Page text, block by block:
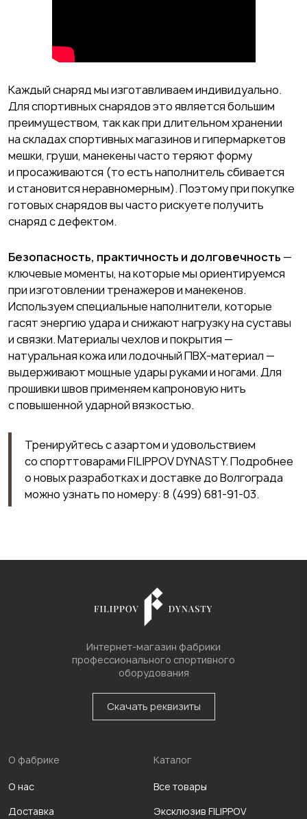
Каждый снаряд мы изготавливаем индивидуально.
Для спортивных снарядов это является большим
преимуществом, так как при длительном хранении
на складах спортивных магазинов и гипермаркетов
мешки, груши, манекены часто теряют форму
и просаживаются (то есть наполнитель сбивается
и становится неравномерным). Поэтому при покупке
готовых снарядов вы часто рискуете получить
снаряд с дефектом.
Безопасность, практичность и долговечность —
ключевые моменты, на которые мы ориентируемся
при изготовлении тренажеров и манекенов.
Используем специальные наполнители, которые
гасят энергию удара и снижают нагрузку на суставы
и связки. Материалы чехлов и покрытия —
натуральная кожа или лодочный ПВХ-материал —
выдерживают мощные удары руками и ногами. Для
прошивки швов применяем капроновую нить
с повышенной ударной вязкостью.
Тренируйтесь с азартом и удовольствием
со спорттоварами FILIPPOV DYNASTY. Подробнее
о новых разработках и доставке до Волгограда
можно узнать по номеру: 8 (499) 681-91-03.
Интернет-магазин фабрики
профессионального спортивного
оборудования
Скачать реквизиты
О фабрике
О нас
Доставка
Каталог
Все товары
Эксклюзив FILIPPOV